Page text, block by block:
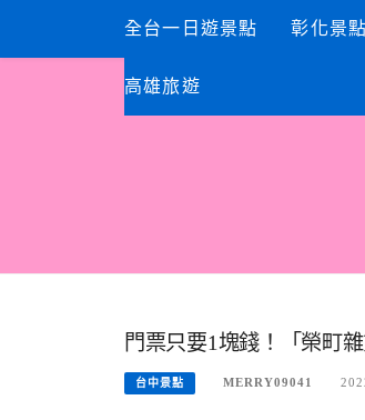
content
全台一日遊景點 彰化景點
高雄旅遊
門票只要1塊錢！「榮町
台中景點 MERRY09041